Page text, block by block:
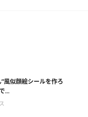
風似顔絵シールを作ろ
...